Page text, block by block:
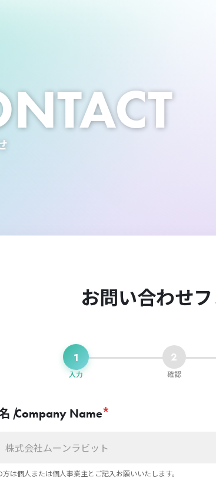
お問い合わせ
1
入力
2
確認
/
Company Name*
は個人または個人事業主とご記入お願いいたします。